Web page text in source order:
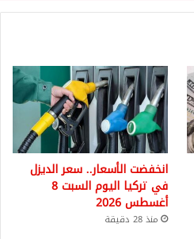
انخفضت الأسعار.. سعر الديزل
في تركيا اليوم السبت 8
أغسطس 2026
منذ 28 دقيقة